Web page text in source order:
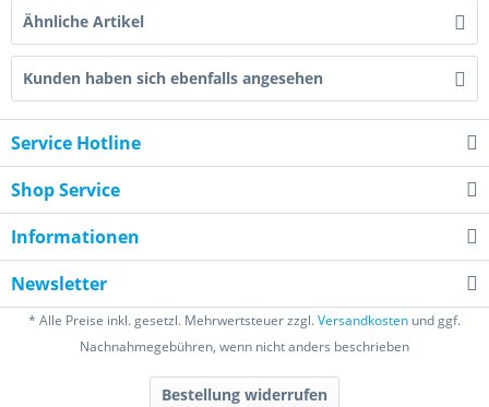
Ähnliche Artikel
Kunden haben sich ebenfalls angesehen
Service Hotline
Shop Service
Informationen
Newsletter
* Alle Preise inkl. gesetzl. Mehrwertsteuer zzgl.Versandkosten und ggf.
Nachnahmegebühren, wenn nicht anders beschrieben
Bestellung widerrufen